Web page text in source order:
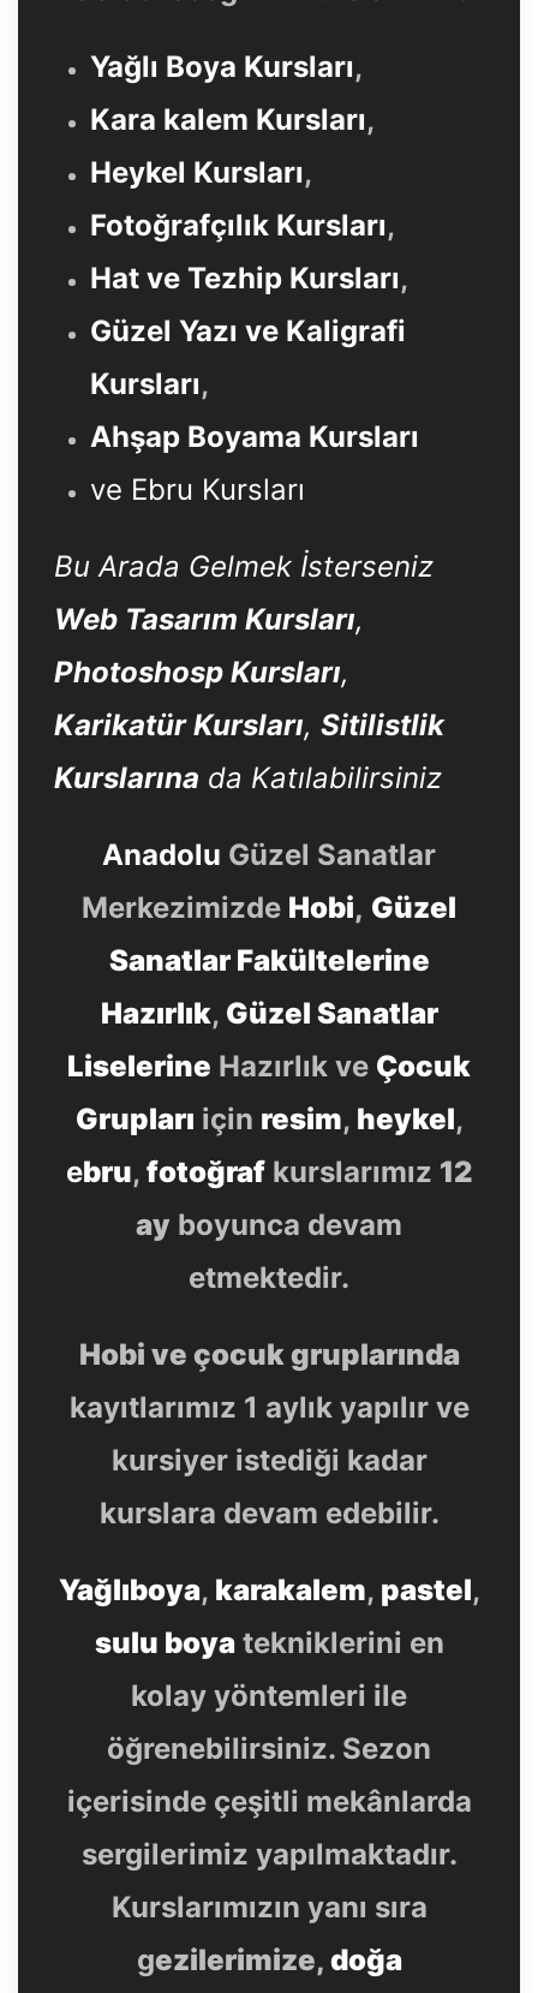
Yağlı Boya Kursları,
Kara kalem Kursları,
Heykel Kursları,
Fotoğrafçılık Kursları,
Hat ve Tezhip Kursları,
Güzel Yazı ve Kaligrafi
Kursları,
Ahşap Boyama Kursları
ve Ebru Kursları
Bu Arada Gelmek İsterseniz
Web Tasarım Kursları,
Photoshosp Kursları,
Karikatür Kursları, Sitilistlik
Kurslarına da Katılabilirsiniz
Anadolu Güzel Sanatlar
Merkezimizde Hobi, Güzel
Sanatlar Fakültelerine
Hazırlık, Güzel Sanatlar
Liselerine Hazırlık ve Çocuk
Grupları için resim, heykel,
ebru, fotoğrafkurslarımız 12
ay boyunca devam
etmektedir.
Hobi ve çocuk gruplarında
kayıtlarımız 1 aylık yapılır ve
kursiyer istediği kadar
kurslara devam edebilir.
Yağlıboya, karakalem, pastel,
sulu boyatekniklerini en
kolay yöntemleri ile
öğrenebilirsiniz. Sezon
içerisinde çeşitli mekânlarda
sergilerimiz yapılmaktadır.
Kurslarımızın yanı sıra
gezilerimize, doğa